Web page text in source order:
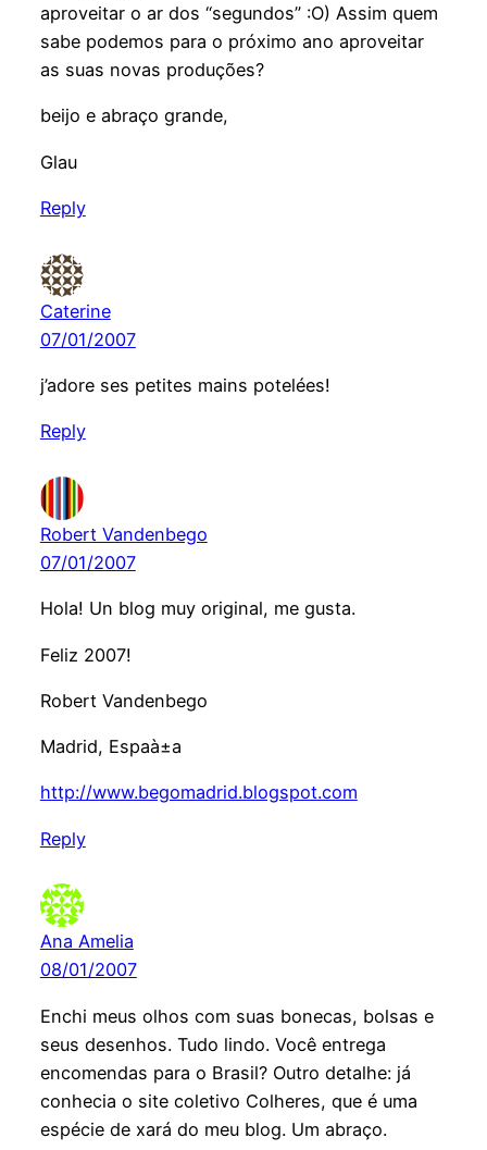
aproveitar o ar dos “segundos” :O) Assim quem
sabe podemos para o próximo ano aproveitar
as suas novas produções?
beijo e abraço grande,
Glau
Reply
Caterine
07/01/2007
j’adore ses petites mains potelées!
Reply
Robert Vandenbego
07/01/2007
Hola! Un blog muy original, me gusta.
Feliz 2007!
Robert Vandenbego
Madrid, Espaà±a
http://www.begomadrid.blogspot.com
Reply
Ana Amelia
08/01/2007
Enchi meus olhos com suas bonecas, bolsas e
seus desenhos. Tudo lindo. Você entrega
encomendas para o Brasil? Outro detalhe: já
conhecia o site coletivo Colheres, que é uma
espécie de xará do meu blog. Um abraço.